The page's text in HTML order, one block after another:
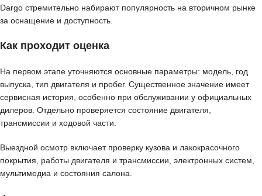
Dargo стремительно набирают популярность на вторичном рынке
за оснащение и доступность.
Как проходит оценка
На первом этапе уточняются основные параметры: модель, год
выпуска, тип двигателя и пробег. Существенное значение имеет
сервисная история, особенно при обслуживании у официальных
дилеров. Отдельно проверяется состояние двигателя,
трансмиссии и ходовой части.
Выездной осмотр включает проверку кузова и лакокрасочного
покрытия, работы двигателя и трансмиссии, электронных систем,
мультимедиа и состояния салона.